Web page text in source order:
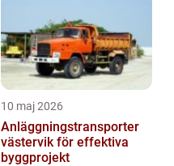
10 maj 2026
Anläggningstransporter
västervik för effektiva
byggprojekt